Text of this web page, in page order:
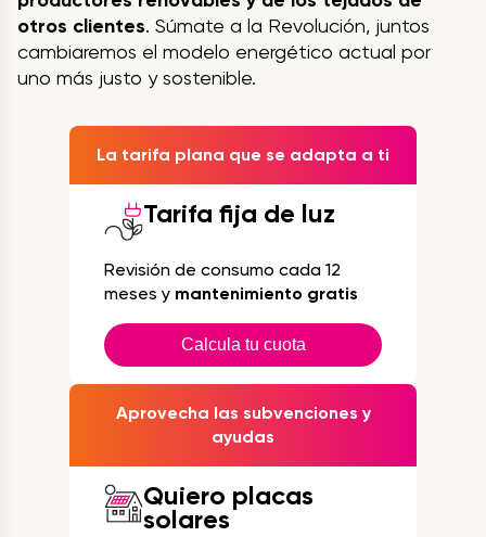
otros clientes. Súmate a la Revolución, juntos
cambiaremos el modelo energético actual por
uno más justo y sostenible.
La tarifa plana que se adapta a ti
Tarifa fija de luz
Revisión de consumo cada 12
meses y mantenimiento gratis
Calcula tu cuota
Aprovecha las subvenciones y
ayudas
Quiero placas
solares